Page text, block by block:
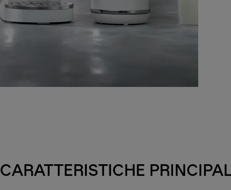
CARATTERISTICHE